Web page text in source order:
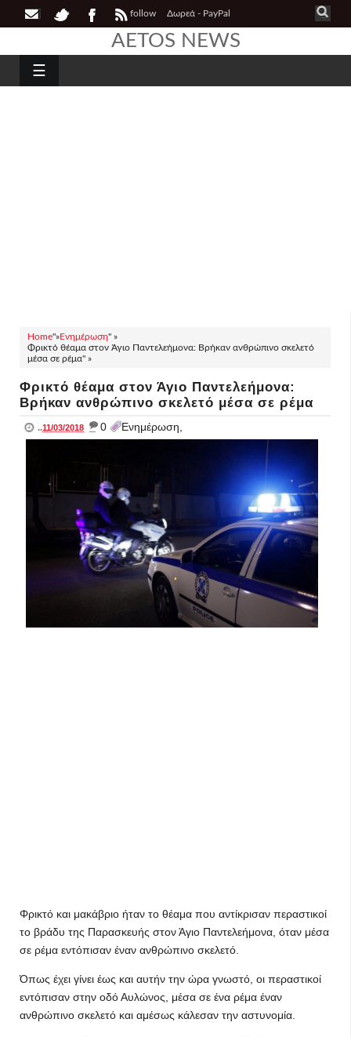
follow Δωρεά - PayPal
AETOS NEWS
☰
Home"»Ενημέρωση" »
Φρικτό θέαμα στον Άγιο Παντελεήμονα: Βρήκαν ανθρώπινο σκελετό
μέσα σε ρέμα" »
Φρικτό θέαμα στον Άγιο Παντελεήμονα:
Βρήκαν ανθρώπινο σκελετό μέσα σε ρέμα
..11/03/2018 _ 0 Ενημέρωση,
Φρικτό και μακάβριο ήταν το θέαμα που αντίκρισαν περαστικοί
το βράδυ της Παρασκευής στον Άγιο Παντελεήμονα, όταν μέσα
σε ρέμα εντόπισαν έναν ανθρώπινο σκελετό.
Όπως έχει γίνει έως και αυτήν την ώρα γνωστό, οι περαστικοί
εντόπισαν στην οδό Αυλώνος, μέσα σε ένα ρέμα έναν
ανθρώπινο σκελετό και αμέσως κάλεσαν την αστυνομία.